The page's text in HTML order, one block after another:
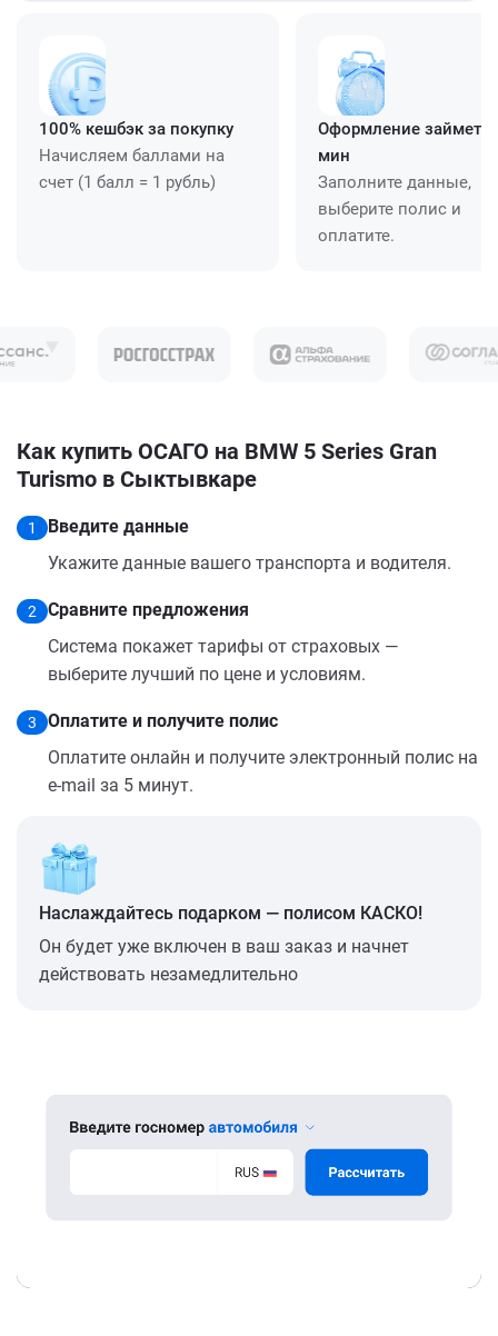
100% кешбэк за покупку
Начисляем баллами на
счет (1 балл = 1 рубль)
Оформление займет
мин
Заполните данные,
выберите полис и
оплатите.
Как купить ОСАГО на BMW 5 Series Gran
Turismo в Сыктывкаре
1
Введите данные
Укажите данные вашего транспорта и водителя.
2
Сравните предложения
Система покажет тарифы от страховых —
выберите лучший по цене и условиям.
3
Оплатите и получите полис
Оплатите онлайн и получите электронный полис на
e-mail за 5 минут.
Наслаждайтесь подарком — полисом КАСКО!
Он будет уже включен в ваш заказ и начнет
действовать незамедлительно